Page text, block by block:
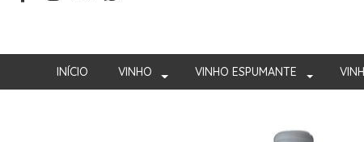
INÍCIO VINHO VINHO ESPUMANTE